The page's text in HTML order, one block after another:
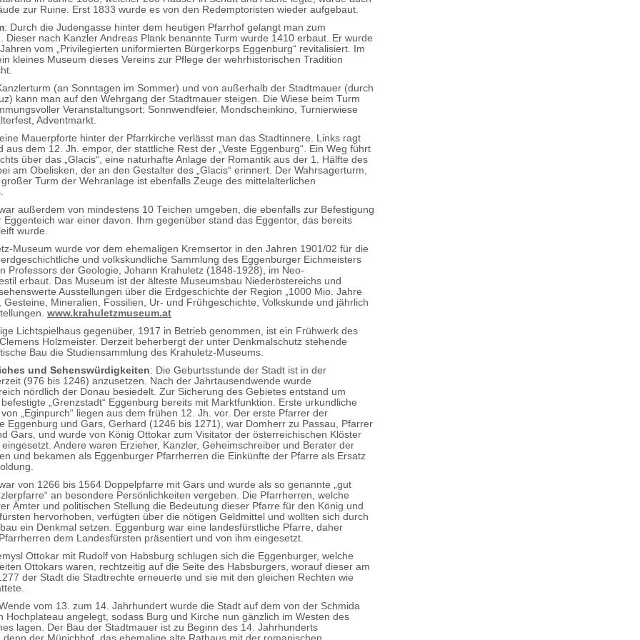
zur Ruine. Erst 1833 wurde es von den Redemptoristen wieder aufgebaut.
: Durch die Judengasse hinter dem heutigen Pfarrhof gelangt man zum
Dieser nach Kanzler Andreas Plank benannte Turm wurde 1410 erbaut. Er wurde
vom „Privilegierten uniformierten Bürgerkorps Eggenburg“ revitalisiert. Im
kleines Museum dieses Vereins zur Pflege der wehrhistorischen Tradition
(an Sonntagen im Sommer) und von außerhalb der Stadtmauer (durch
kann man auf den Wehrgang der Stadtmauer steigen. Die Wiese beim Turm
Veranstaltungsort: Sonnwendfeier, Mondscheinkino, Turnierwiese
Adventmarkt.
Mauerpforte hinter der Pfarrkirche verlässt man das Stadtinnere. Links ragt
aus dem 12. Jh. empor, der stattliche Rest der „Veste Eggenburg“. Ein Weg führt
über das „Glacis“, eine naturhafte Anlage der Romantik aus der 1. Hälfte des
am Obelisken, der an den Gestalter des „Glacis“ erinnert. Der Wahrsagerturm,
Turm der Wehranlage ist ebenfalls Zeuge des mittelalterlichen
außerdem von mindestens 10 Teichen umgeben, die ebenfalls zur Befestigung
Eggenteich war einer davon. Ihm gegenüber stand das Eggentor, das bereits
wurde.
Museum wurde vor dem ehemaligen Kremsertor in den Jahren 1901/02 für die
und volkskundliche Sammlung des Eggenburger Eichmeisters
Professors der Geologie, Johann Krahuletz (1848-1928), im Neo-
erbaut. Das Museum ist der älteste Museumsbau Niederöstereichs und
Ausstellungen über die Erdgeschichte der Region „1000 Mio. Jahre
Gesteine, Mineralien, Fossilien, Ur- und Frühgeschichte, Volkskunde und jährlich
www.krahuletzmuseum.at
Lichtspielhaus gegenüber, 1917 in Betrieb genommen, ist ein Frühwerk des
Holzmeister. Derzeit beherbergt der unter Denkmalschutz stehende
Bau die Studiensammlung des Krahuletz-Museums.
und Sehenswürdigkeiten: Die Geburtsstunde der Stadt ist in der
(976 bis 1246) anzusetzen. Nach der Jahrtausendwende wurde
nördlich der Donau besiedelt. Zur Sicherung des Gebietes entstand um
„Grenzstadt“ Eggenburg bereits mit Marktfunktion. Erste urkundliche
„Eginpurch“ liegen aus dem frühen 12. Jh. vor. Der erste Pfarrer der
Eggenburg und Gars, Gerhard (1246 bis 1271), war Domherr zu Passau, Pfarrer
Gars, und wurde von König Ottokar zum Visitator der österreichischen Klöster
Andere waren Erzieher, Kanzler, Geheimschreiber und Berater der
und bekamen als Eggenburger Pfarrherren die Einkünfte der Pfarre als Ersatz
von 1266 bis 1564 Doppelpfarre mit Gars und wurde als so genannte „gut
an besondere Persönlichkeiten vergeben. Die Pfarrherren, welche
Ämter und politischen Stellung die Bedeutung dieser Pfarre für den König und
hervorhoben, verfügten über die nötigen Geldmittel und wollten sich durch
ein Denkmal setzen. Eggenburg war eine landesfürstliche Pfarre, daher
dem Landesfürsten präsentiert und von ihm eingesetzt.
Ottokar mit Rudolf von Habsburg schlugen sich die Eggenburger, welche
Ottokars waren, rechtzeitig auf die Seite des Habsburgers, worauf dieser am
der Stadt die Stadtrechte erneuerte und sie mit den gleichen Rechten wie
vom 13. zum 14. Jahrhundert wurde die Stadt auf dem von der Schmida
Hochplateau angelegt, sodass Burg und Kirche nun gänzlich im Westen des
lagen. Der Bau der Stadtmauer ist zu Beginn des 14. Jahrhunderts